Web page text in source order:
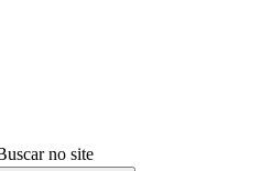
no site